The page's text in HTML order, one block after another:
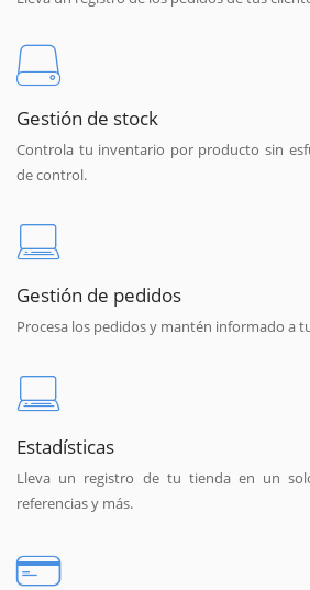
Gestión de stock
Controla tu inventario por producto sin
de control.
Gestión de pedidos
Procesa los pedidos y mantén informado a
Estadísticas
Lleva un registro de tu tienda en un
referencias y más.